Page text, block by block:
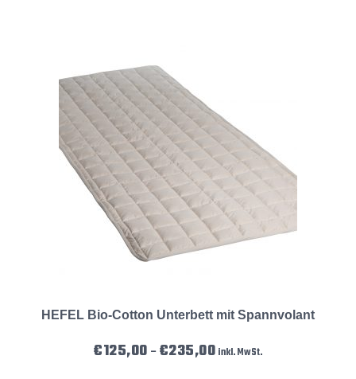
HEFEL Bio-Cotton Unterbett mit Spannvolant
€125,00 –€235,00Preisspanne: €125,00 bis
inkl. MwSt.